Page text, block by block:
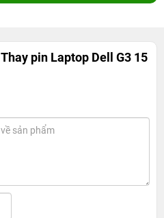
Thay pin Laptop Dell G3 15